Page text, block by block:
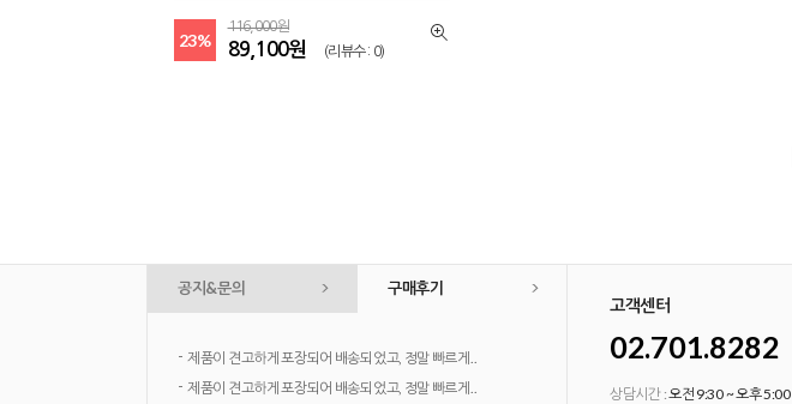
23%
116,000원
89,100원 (리뷰수 : 0)
공지&문의 구매후기
- 제품이 견고하게 포장되어 배송되었고, 정말 빠르게..
- 제품이 견고하게 포장되어 배송되었고, 정말 빠르게..
고객센터
02.701.8282
상담시간 :오전 9:30 ~ 오후 5:00